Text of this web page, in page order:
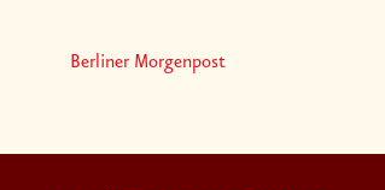
Berliner Morgenpost